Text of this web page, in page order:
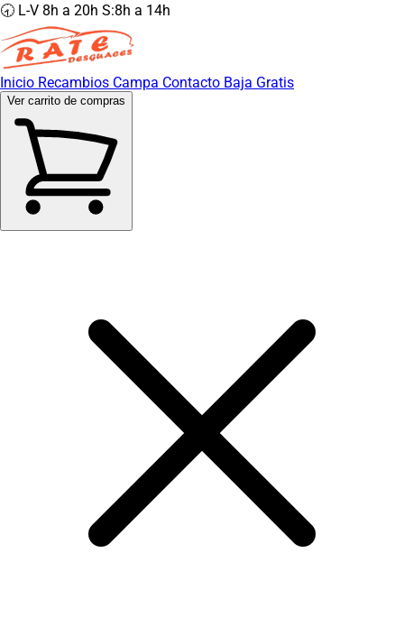
🕣 L-V 8h a 20h S:8h a 14h
Inicio Recambios Campa Contacto Baja Gratis
Ver carrito de compras